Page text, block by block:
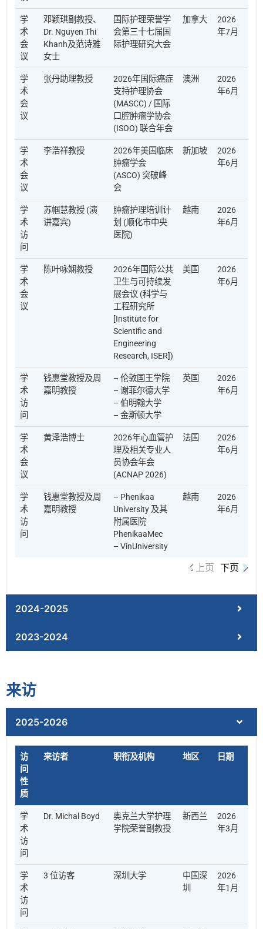
学
术
会
议
邓颖琪副教授、
Dr. Nguyen Thi
Khanh及范诗雅
女士
国际护理荣誉学
会第三十七届国
际护理研究大会
加拿大
2026
年7月
学
术
会
议
张丹助理教授
2026年国际癌症
支持护理协会
(MASCC) / 国际
口腔肿瘤学协会
(ISOO) 联合年会
澳洲
2026
年6月
学
术
会
议
李浩祥教授
2026年美国临床
肿瘤学会
(ASCO) 突破峰
会
新加坡
2026
年6月
学
术
访
问
苏帼慧教授 (演
讲嘉宾)
肿瘤护理培训计
划 (顺化市中央
医院)
越南
2026
年6月
学
术
会
议
陈叶咏娴教授
2026年国际公共
卫生与可持续发
展会议 (科学与
工程研究所
[Institute for
Scientific and
Engineering
Research, ISER])
美国
2026
年6月
学
术
访
问
钱惠堂教授及周
嘉明教授
– 伦敦国王学院
– 谢菲尔德大学
– 伯明翰大学
– 金斯顿大学
英国
2026
年6月
学
术
会
议
黄泽浩博士
2026年心血管护
理及相关专业人
员协会年会
(ACNAP 2026)
法国
2026
年6月
学
术
访
问
钱惠堂教授及周
嘉明教授
– Phenikaa
University 及其
附属医院
PhenikaaMec
– VinUniversity
越南
2026
年6月
上页 下页
2024-2025
2023-2024
来访
2025-2026
访
问
性
质
来访者 职衔及机构 地区 日期
学
术
访
问
Dr. Michal Boyd
奥克兰大学护理
学院荣誉副教授
新西兰
2026
年3月
学
术
访
问
3 位访客 深圳大学
中国深
圳
2026
年1月